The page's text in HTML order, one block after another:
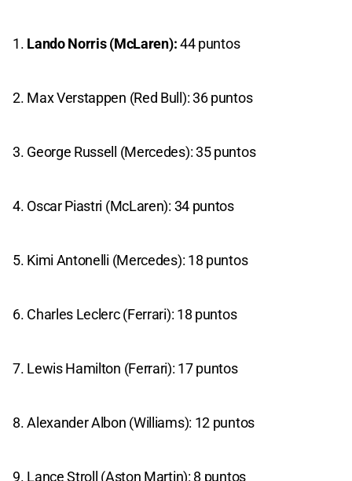
1. Lando Norris (McLaren):44 puntos
2. Max Verstappen (Red Bull): 36 puntos
3. George Russell (Mercedes): 35 puntos
4. Oscar Piastri (McLaren): 34 puntos
5. Kimi Antonelli (Mercedes): 18 puntos
6. Charles Leclerc (Ferrari): 18 puntos
7. Lewis Hamilton (Ferrari): 17 puntos
8. Alexander Albon (Williams): 12 puntos
9. Lance Stroll (Aston Martin): 8 puntos